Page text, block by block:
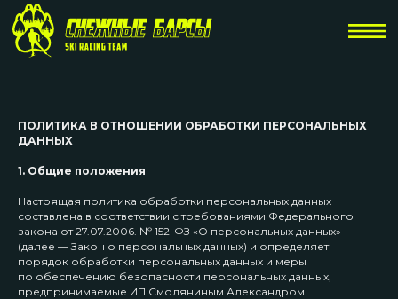
ПОЛИТИКА В ОТНОШЕНИИ ОБРАБОТКИ ПЕРСОНАЛЬНЫХ
ДАННЫХ
1. Общие положения
Настоящая политика обработки персональных данных
составлена в соответствии с требованиями Федерального
закона от 27.07.2006. № 152-ФЗ «О персональных данных»
(далее — Закон о персональных данных) и определяет
порядок обработки персональных данных и меры
по обеспечению безопасности персональных данных,
предпринимаемые ИП Смоляниным Александром